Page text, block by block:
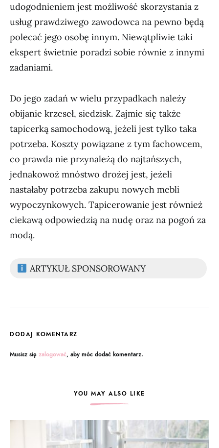
udogodnieniem jest możliwość skorzystania z
usług prawdziwego zawodowca na pewno będą
polecać jego osobę innym. Niewątpliwie taki
ekspert świetnie poradzi sobie równie z innymi
zadaniami.
Do jego zadań w wielu przypadkach należy
obijanie krzeseł, siedzisk. Zajmie się także
tapicerką samochodową, jeżeli jest tylko taka
potrzeba. Koszty powiązane z tym fachowcem,
co prawda nie przynależą do najtańszych,
jednakowoż mnóstwo drożej jest, jeżeli
nastałaby potrzeba zakupu nowych mebli
wypoczynkowych. Tapicerowanie jest również
ciekawą odpowiedzią na nudę oraz na pogoń za
modą.
ARTYKUŁ SPONSOROWANY
DODAJ KOMENTARZ
Musisz się zalogować, aby móc dodać komentarz.
YOU MAY ALSO LIKE